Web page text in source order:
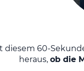
diesem 60-
heraus, ob die